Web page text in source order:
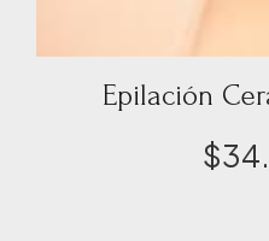
Epilación
$